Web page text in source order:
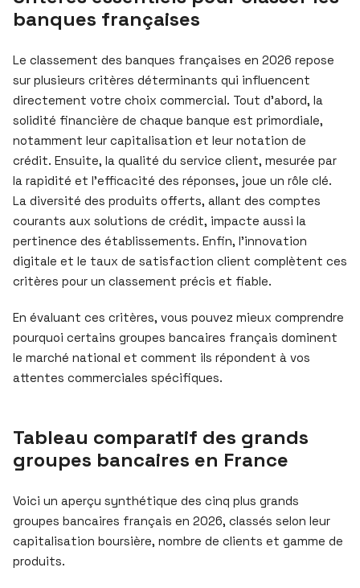
banques françaises
Le classement des banques françaises en 2026 repose
sur plusieurs critères déterminants qui influencent
directement votre choix commercial. Tout d’abord, la
solidité financière de chaque banque est primordiale,
notamment leur capitalisation et leur notation de
crédit. Ensuite, la qualité du service client, mesurée par
la rapidité et l’efficacité des réponses, joue un rôle clé.
La diversité des produits offerts, allant des comptes
courants aux solutions de crédit, impacte aussi la
pertinence des établissements. Enfin, l’innovation
digitale et le taux de satisfaction client complètent ces
critères pour un classement précis et fiable.
En évaluant ces critères, vous pouvez mieux comprendre
pourquoi certains groupes bancaires français dominent
le marché national et comment ils répondent à vos
attentes commerciales spécifiques.
Tableau comparatif des grands
groupes bancaires en France
Voici un aperçu synthétique des cinq plus grands
groupes bancaires français en 2026, classés selon leur
capitalisation boursière, nombre de clients et gamme de
produits.